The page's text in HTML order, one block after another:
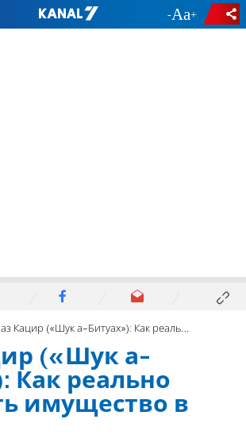
- +
Кацир («Шук а-Битуах»): Как реально защитить имущество в войну
(«Шук а-
Как реально
имущество в